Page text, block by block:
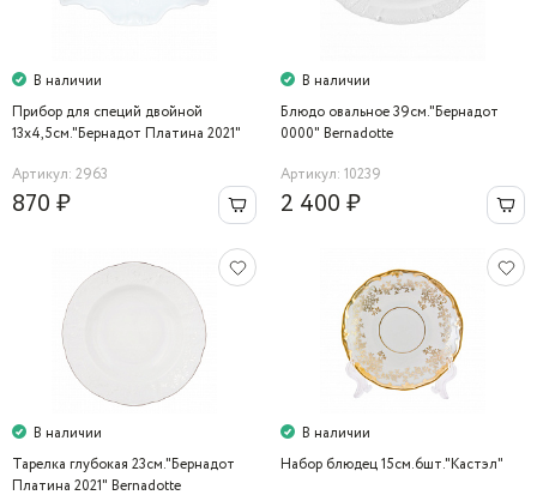
В наличии
Прибор для специй двойной
13х4,5см."Бернадот Платина 2021"
Артикул: 2963
870 ₽
В наличии
Блюдо овальное 39см."Бернадот
0000" Bernadotte
Артикул: 10239
2 400 ₽
В наличии
Тарелка глубокая 23см."Бернадот
Платина 2021" Bernadotte
В наличии
Набор блюдец 15см.6шт."Кастэл"